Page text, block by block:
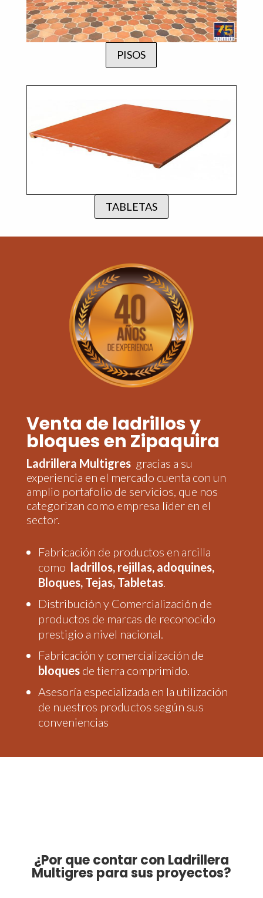
PISOS
TABLETAS
Venta de ladrillos y
bloques en Zipaquira
Ladrillera Multigresgracias a su
experiencia en el mercado cuenta con un
amplio portafolio de servicios, que nos
categorizan como empresa líder en el
sector.
Fabricación de productos en arcilla
como ladrillos, rejillas, adoquines,
Bloques, Tejas, Tabletas.
Distribución y Comercialización de
productos de marcas de reconocido
prestigio a nivel nacional.
Fabricación y comercialización de
bloquesde tierra comprimido.
Asesoría especializada en la utilización
de nuestros productos según sus
conveniencias
¿Por que contar con Ladrillera
Multigres para sus proyectos?